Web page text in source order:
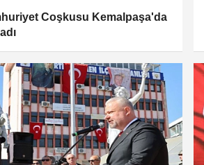
Coşkusu Kemalpaşa'da